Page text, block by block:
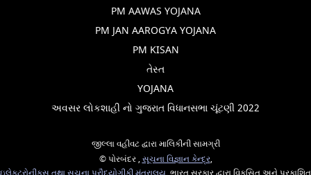
PM AAWAS YOJANA
PM JAN AAROGYA YOJANA
PM KISAN
તેસ્ત
YOJANA
અવસર લોકશાહી નો ગુજરાત વિધાનસભા ચૂંટણી 2022
જીલ્લા વહીવટ દ્વારા માલિકીની સામગ્રી
© પોરબંદર ,સૂચના વિજ્ઞાન કેન્દ્ર,